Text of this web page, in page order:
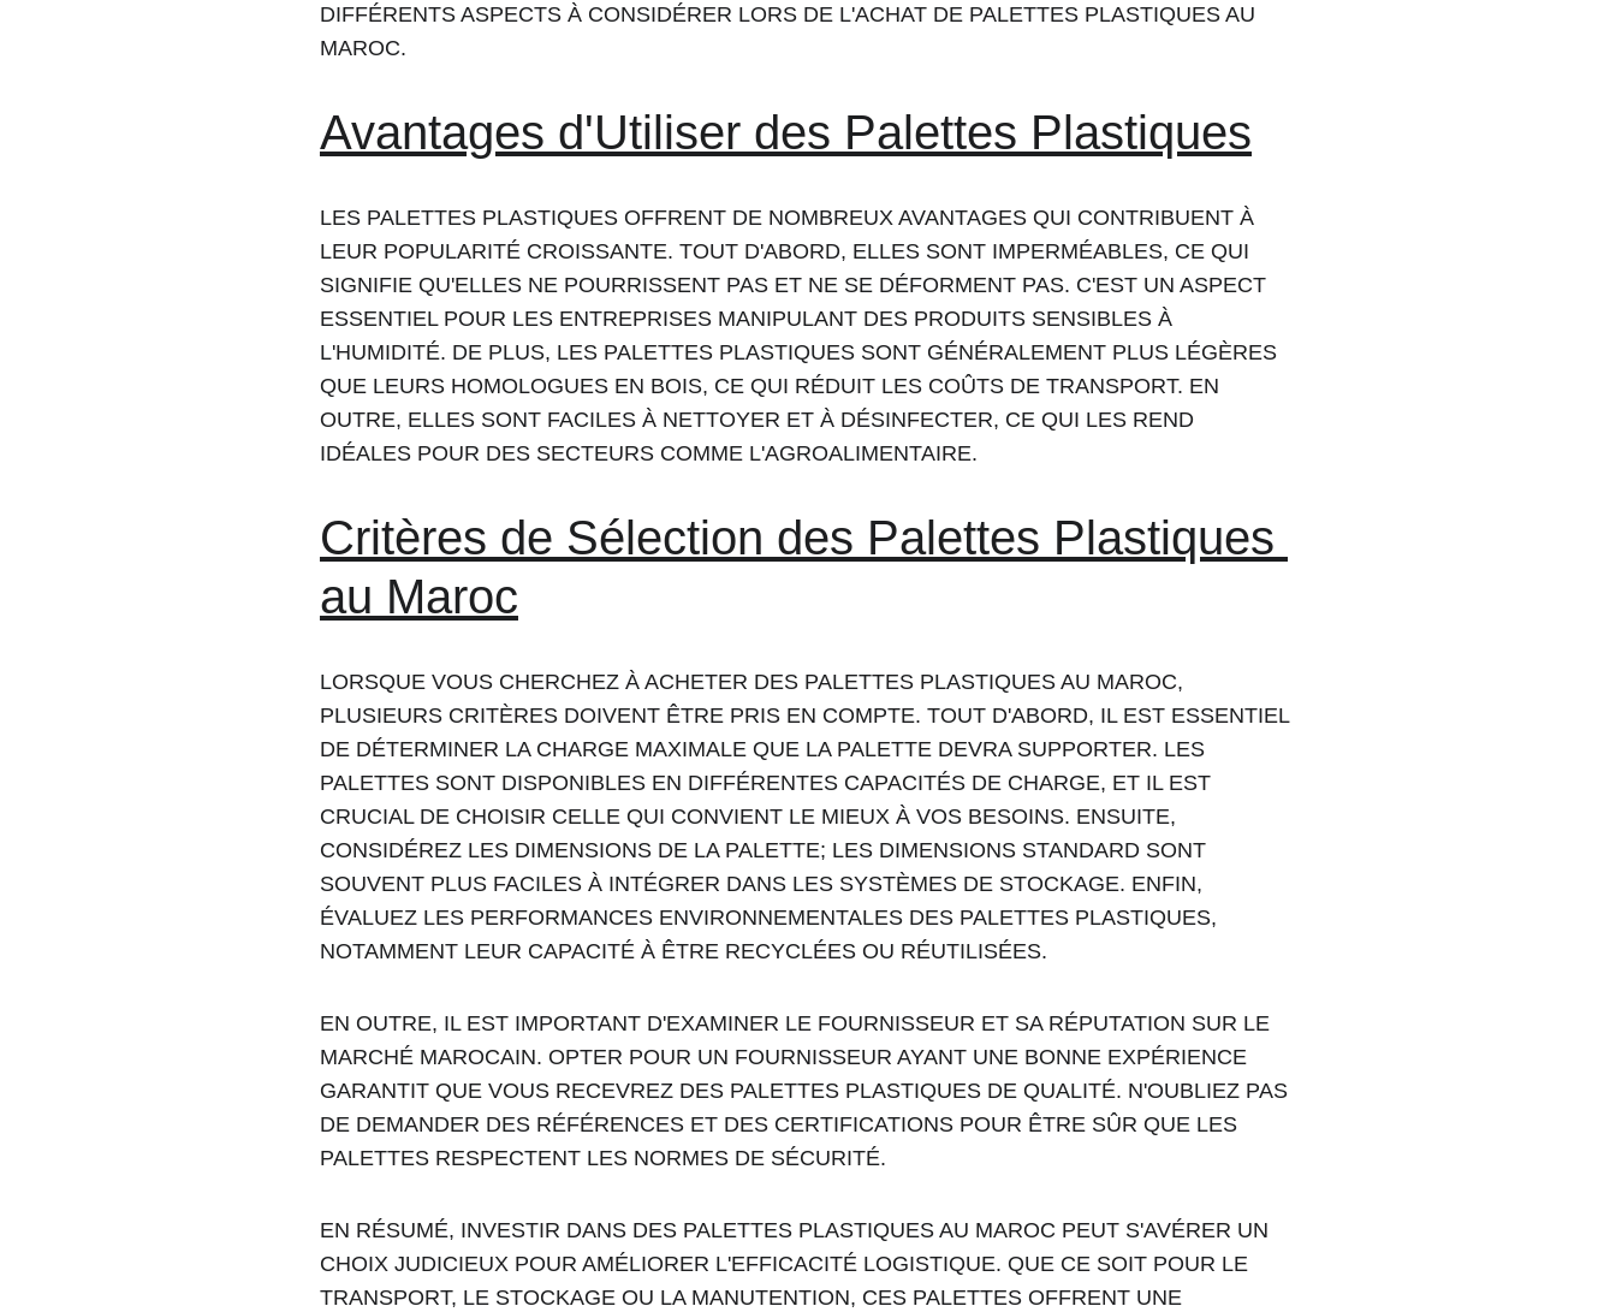
DIFFÉRENTS ASPECTS À CONSIDÉRER LORS DE L'ACHAT DE PALETTES PLASTIQUES AU
MAROC.
Avantages d'Utiliser des Palettes Plastiques
LES PALETTES PLASTIQUES OFFRENT DE NOMBREUX AVANTAGES QUI CONTRIBUENT À
LEUR POPULARITÉ CROISSANTE. TOUT D'ABORD, ELLES SONT IMPERMÉABLES, CE QUI
SIGNIFIE QU'ELLES NE POURRISSENT PAS ET NE SE DÉFORMENT PAS. C'EST UN ASPECT
ESSENTIEL POUR LES ENTREPRISES MANIPULANT DES PRODUITS SENSIBLES À
L'HUMIDITÉ. DE PLUS, LES PALETTES PLASTIQUES SONT GÉNÉRALEMENT PLUS LÉGÈRES
QUE LEURS HOMOLOGUES EN BOIS, CE QUI RÉDUIT LES COÛTS DE TRANSPORT. EN
OUTRE, ELLES SONT FACILES À NETTOYER ET À DÉSINFECTER, CE QUI LES REND
IDÉALES POUR DES SECTEURS COMME L'AGROALIMENTAIRE.
Critères de Sélection des Palettes Plastiques
au Maroc
LORSQUE VOUS CHERCHEZ À ACHETER DES PALETTES PLASTIQUES AU MAROC,
PLUSIEURS CRITÈRES DOIVENT ÊTRE PRIS EN COMPTE. TOUT D'ABORD, IL EST ESSENTIEL
DE DÉTERMINER LA CHARGE MAXIMALE QUE LA PALETTE DEVRA SUPPORTER. LES
PALETTES SONT DISPONIBLES EN DIFFÉRENTES CAPACITÉS DE CHARGE, ET IL EST
CRUCIAL DE CHOISIR CELLE QUI CONVIENT LE MIEUX À VOS BESOINS. ENSUITE,
CONSIDÉREZ LES DIMENSIONS DE LA PALETTE; LES DIMENSIONS STANDARD SONT
SOUVENT PLUS FACILES À INTÉGRER DANS LES SYSTÈMES DE STOCKAGE. ENFIN,
ÉVALUEZ LES PERFORMANCES ENVIRONNEMENTALES DES PALETTES PLASTIQUES,
NOTAMMENT LEUR CAPACITÉ À ÊTRE RECYCLÉES OU RÉUTILISÉES.
EN OUTRE, IL EST IMPORTANT D'EXAMINER LE FOURNISSEUR ET SA RÉPUTATION SUR LE
MARCHÉ MAROCAIN. OPTER POUR UN FOURNISSEUR AYANT UNE BONNE EXPÉRIENCE
GARANTIT QUE VOUS RECEVREZ DES PALETTES PLASTIQUES DE QUALITÉ. N'OUBLIEZ PAS
DE DEMANDER DES RÉFÉRENCES ET DES CERTIFICATIONS POUR ÊTRE SÛR QUE LES
PALETTES RESPECTENT LES NORMES DE SÉCURITÉ.
EN RÉSUMÉ, INVESTIR DANS DES PALETTES PLASTIQUES AU MAROC PEUT S'AVÉRER UN
CHOIX JUDICIEUX POUR AMÉLIORER L'EFFICACITÉ LOGISTIQUE. QUE CE SOIT POUR LE
TRANSPORT, LE STOCKAGE OU LA MANUTENTION, CES PALETTES OFFRENT UNE